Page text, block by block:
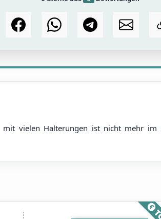
vielen Halterungen ist nicht mehr im